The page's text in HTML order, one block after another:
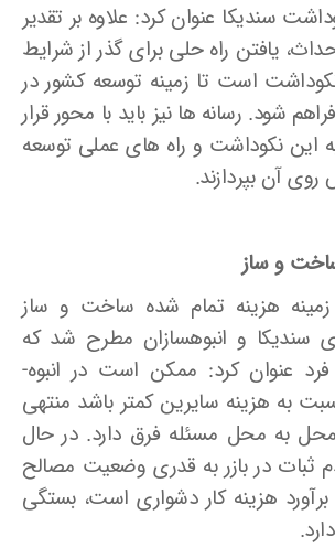
سندیکا عنوان کرد: علاوه بر تقدیر
یافتن راه حلی برای گذر از شرایط
است تا زمینه توسعه کشور در
شود. رسانه­ ها نیز باید با محور قرار
این نکوداشت و راه های عملی توسعه
آن بپردازند.
و ساز
هزینه تمام شده ساخت و ساز
و انبوه­سازان مطرح شد که
مهندس ملکیانی ­فرد عنوان کرد: ممکن است در انبوه­
به هزینه­ سایرین کمتر باشد منتهی
محل به محل مسئله فرق دارد. در حال
ثبات در بازر به قدری وضعیت مصالح
هزینه کار دشواری است، بستگی